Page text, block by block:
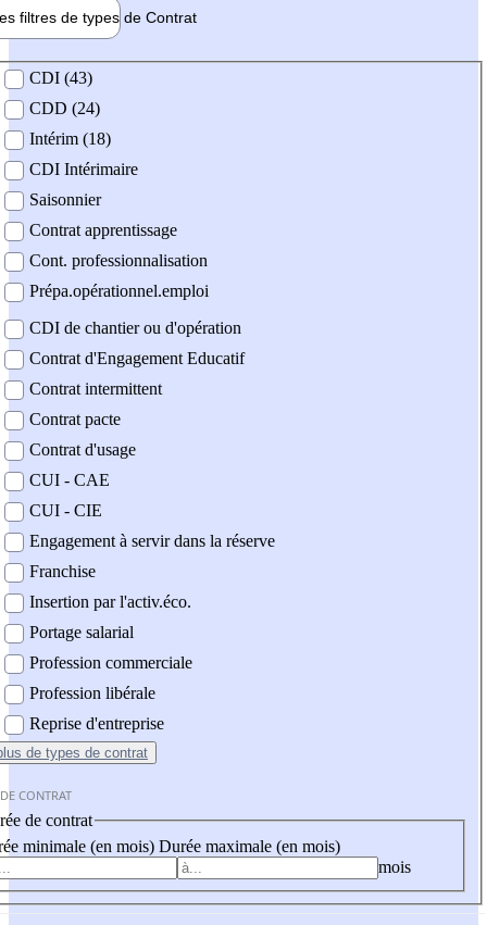
filtres de types de Contrat
contrat
CDI (43)
CDD (24)
Intérim (18)
CDI Intérimaire
Saisonnier
Contrat apprentissage
Cont. professionnalisation
Prépa.opérationnel.emploi
CDI de chantier ou d'opération
Contrat d'Engagement Educatif
Contrat intermittent
Contrat pacte
Contrat d'usage
CUI - CAE
CUI - CIE
Engagement à servir dans la réserve
Franchise
Insertion par l'activ.éco.
Portage salarial
Profession commerciale
Profession libérale
Reprise d'entreprise
de types de contrat
CONTRAT
de contrat
minimale (en mois) Durée maximale (en mois)
mois